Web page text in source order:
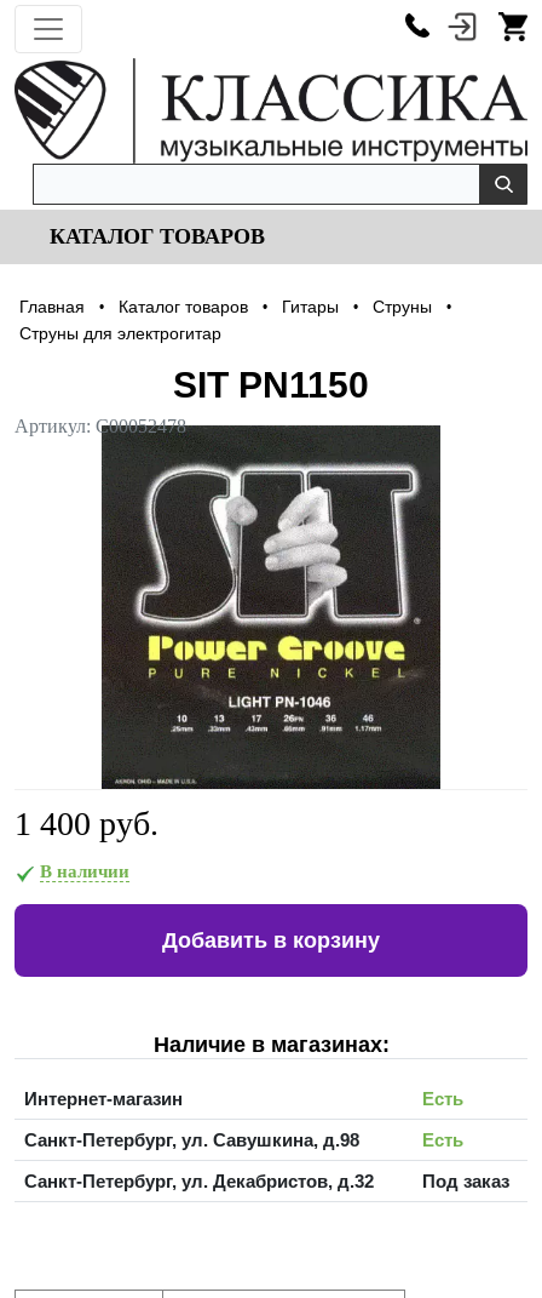
КАТАЛОГ ТОВАРОВ
Главная • Каталог товаров • Гитары • Струны •
Струны для электрогитар
SIT PN1150
Артикул: С00052478
1 400 руб.
В наличии
Добавить в корзину
Наличие в магазинах:
Интернет-магазин
Есть
Санкт-Петербург, ул. Савушкина, д.98
Есть
Санкт-Петербург, ул. Декабристов, д.32
Под заказ